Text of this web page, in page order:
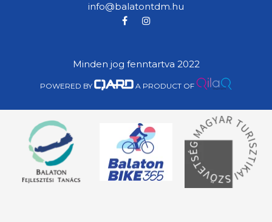
info@balatontdm.hu
Minden jog fenntartva 2022
POWERED BY A PRODUCT OF